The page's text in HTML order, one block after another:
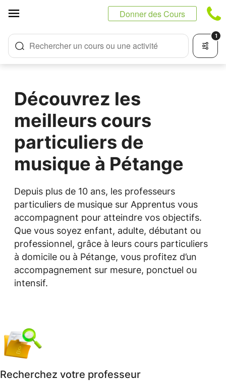
Donner des Cours
Rechercher un cours ou une activité
1
Découvrez les
meilleurs cours
particuliers de
musique à Pétange
Depuis plus de 10 ans, les professeurs
particuliers de musique sur Apprentus vous
accompagnent pour atteindre vos objectifs.
Que vous soyez enfant, adulte, débutant ou
professionnel, grâce à leurs cours particuliers
à domicile ou à Pétange, vous profitez d’un
accompagnement sur mesure, ponctuel ou
intensif.
Recherchez votre professeur